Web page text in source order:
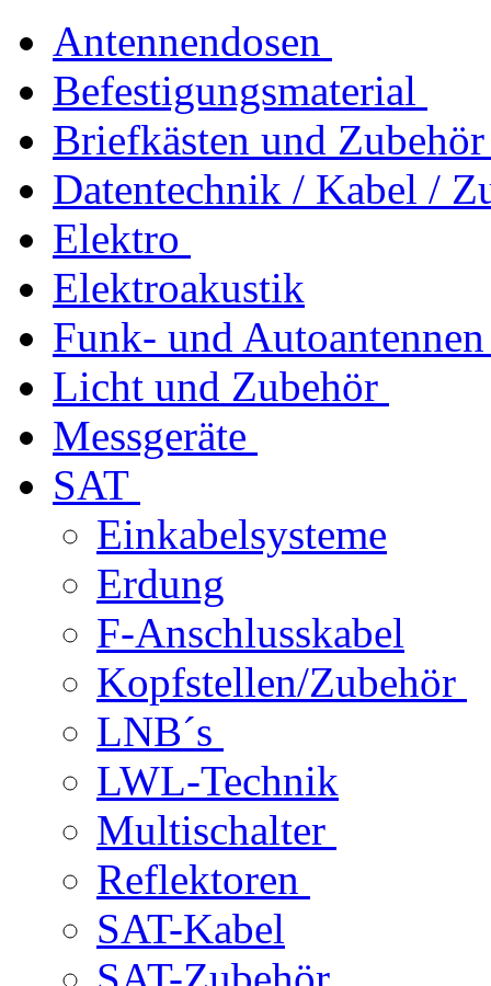
Antennendosen
Befestigungsmaterial
Briefkästen und Zubehör
Datentechnik / Kabel /
Elektro
Elektroakustik
Funk- und Autoantennen
Licht und Zubehör
Messgeräte
SAT
Einkabelsysteme
Erdung
F-Anschlusskabel
Kopfstellen/Zubehör
LNB´s
LWL-Technik
Multischalter
Reflektoren
SAT-Kabel